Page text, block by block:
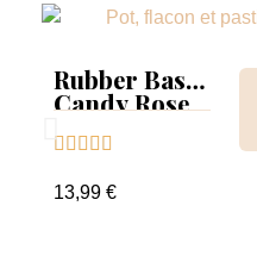
Rubber Base
Candy Rose
    
13,99 €